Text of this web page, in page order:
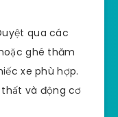
qua các
ghé thăm
xe phù hợp.
và động cơ